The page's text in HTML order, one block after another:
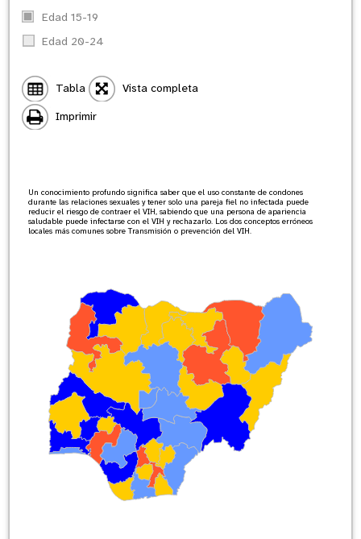
Edad 15-19
Edad 20-24
Tabla
Vista completa
Imprimir
Un conocimiento profundo significa saber que el uso constante de condones
durante las relaciones sexuales y tener solo una pareja fiel no infectada puede
reducir el riesgo de contraer el VIH, sabiendo que una persona de apariencia
saludable puede infectarse con el VIH y rechazarlo. Los dos conceptos erróneos
locales más comunes sobre Transmisión o prevención del VIH.